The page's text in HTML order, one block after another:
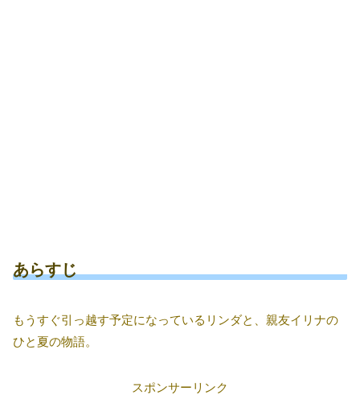
あらすじ
もうすぐ引っ越す予定になっているリンダと、親友イリナの
ひと夏の物語。
スポンサーリンク